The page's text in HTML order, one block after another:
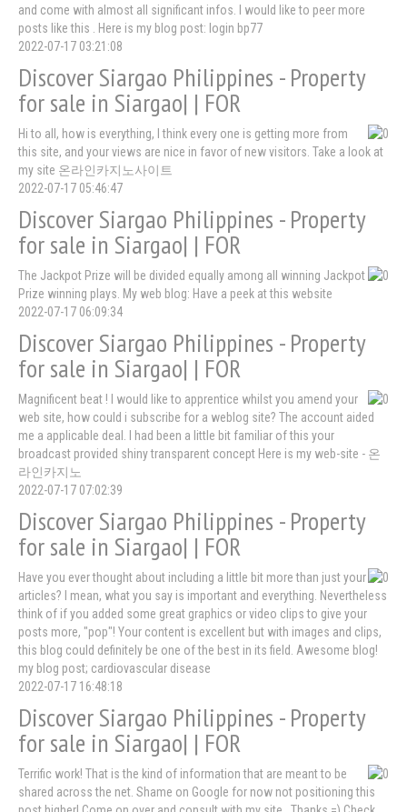
and come with almost all significant infos. I would like to peer more
posts like this . Here is my blog post: login bp77
2022-07-17 03:21:08
Discover Siargao Philippines - Property
for sale in Siargao| | FOR
Hi to all, how is everything, I think every one is getting more from
this site, and your views are nice in favor of new visitors. Take a look at
my site 온라인카지노사이트
2022-07-17 05:46:47
Discover Siargao Philippines - Property
for sale in Siargao| | FOR
The Jackpot Prize will be divided equally among all winning Jackpot
Prize winning plays. My web blog: Have a peek at this website
2022-07-17 06:09:34
Discover Siargao Philippines - Property
for sale in Siargao| | FOR
Magnificent beat ! I would like to apprentice whilst you amend your
web site, how could i subscribe for a weblog site? The account aided
me a applicable deal. I had been a little bit familiar of this your
broadcast provided shiny transparent concept Here is my web-site - 온
라인카지노
2022-07-17 07:02:39
Discover Siargao Philippines - Property
for sale in Siargao| | FOR
Have you ever thought about including a little bit more than just your
articles? I mean, what you say is important and everything. Nevertheless
think of if you added some great graphics or video clips to give your
posts more, "pop"! Your content is excellent but with images and clips,
this blog could definitely be one of the best in its field. Awesome blog!
my blog post; cardiovascular disease
2022-07-17 16:48:18
Discover Siargao Philippines - Property
for sale in Siargao| | FOR
Terrific work! That is the kind of information that are meant to be
shared across the net. Shame on Google for now not positioning this